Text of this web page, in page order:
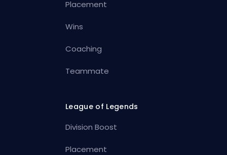
Placement
Wins
Coaching
Teammate
League of Legends
Division Boost
Placement